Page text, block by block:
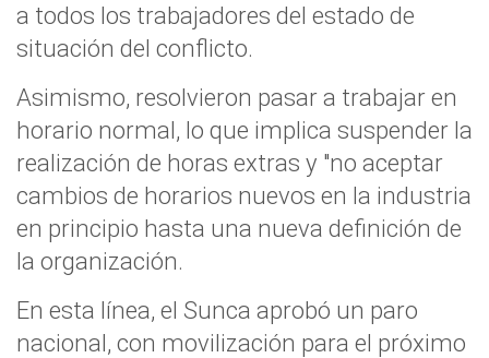
a todos los trabajadores del estado de
situación del conflicto.
Asimismo, resolvieron pasar a trabajar en
horario normal, lo que implica suspender la
realización de horas extras y "no aceptar
cambios de horarios nuevos en la industria
en principio hasta una nueva definición de
la organización.
En esta línea, el Sunca aprobó un paro
nacional, con movilización para el próximo